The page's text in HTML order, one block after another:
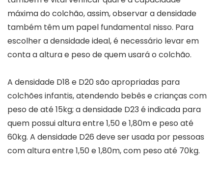
máxima do colchão, assim, observar a densidade
também têm um papel fundamental nisso. Para
escolher a densidade ideal, é necessário levar em
conta a altura e peso de quem usará o colchão.
A densidade D18 e D20 são apropriadas para
colchões infantis, atendendo bebês e crianças com
peso de até 15kg; a densidade D23 é indicada para
quem possui altura entre 1,50 e 1,80m e peso até
60kg. A densidade D26 deve ser usada por pessoas
com altura entre 1,50 e 1,80m, com peso até 70kg.